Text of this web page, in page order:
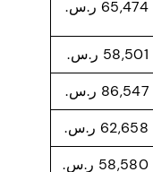
65,474 ر.س.
58,501 ر.س.
86,547 ر.س.
62,658 ر.س.
58,580 ر.س.